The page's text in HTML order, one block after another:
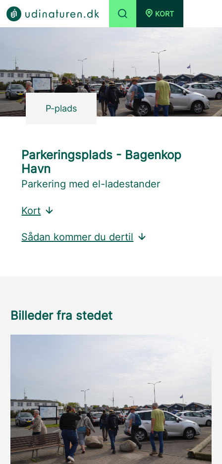
KORT
P-plads
Parkeringsplads - Bagenkop
Havn
Parkering med el-ladestander
Kort
Sådan kommer du dertil
Billeder fra stedet